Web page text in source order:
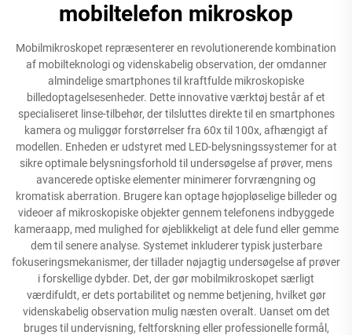
mobiltelefon mikroskop
Mobilmikroskopet repræsenterer en revolutionerende kombination
af mobilteknologi og videnskabelig observation, der omdanner
almindelige smartphones til kraftfulde mikroskopiske
billedoptagelsesenheder. Dette innovative værktøj består af et
specialiseret linse-tilbehør, der tilsluttes direkte til en smartphones
kamera og muliggør forstørrelser fra 60x til 100x, afhængigt af
modellen. Enheden er udstyret med LED-belysningssystemer for at
sikre optimale belysningsforhold til undersøgelse af prøver, mens
avancerede optiske elementer minimerer forvrængning og
kromatisk aberration. Brugere kan optage højopløselige billeder og
videoer af mikroskopiske objekter gennem telefonens indbyggede
kameraapp, med mulighed for øjeblikkeligt at dele fund eller gemme
dem til senere analyse. Systemet inkluderer typisk justerbare
fokuseringsmekanismer, der tillader nøjagtig undersøgelse af prøver
i forskellige dybder. Det, der gør mobilmikroskopet særligt
værdifuldt, er dets portabilitet og nemme betjening, hvilket gør
videnskabelig observation mulig næsten overalt. Uanset om det
bruges til undervisning, feltforskning eller professionelle formål,